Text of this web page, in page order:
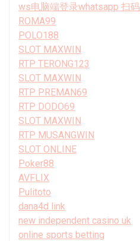
ws电脑端登录whatsapp 扫码
ROMA99
POLO188
SLOT MAXWIN
RTP TERONG123
SLOT MAXWIN
RTP PREMAN69
RTP DODO69
SLOT MAXWIN
RTP MUSANGWIN
SLOT ONLINE
Poker88
AVFLIX
Pulitoto
dana4d link
new independent casino uk
online sports betting